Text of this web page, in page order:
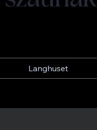
Langhuset